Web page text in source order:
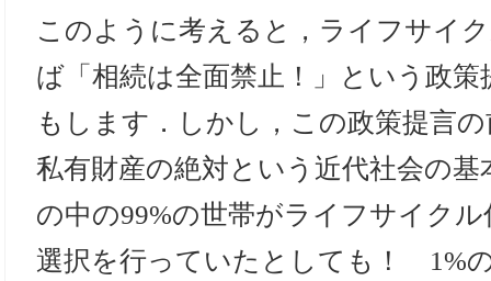
このように考えると，ライフサイ
ば「相続は全面禁止！」という政
もします．しかし，この政策提言
私有財産の絶対という近代社会の
の中の99%の世帯がライフサイク
選択を行っていたとしても！ 1%